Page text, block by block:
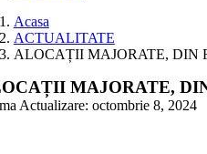
Acasa
ACTUALITATE
ALOCAȚII MAJORATE, DIN
MAJORATE,
Actualizare: octombrie 8, 2024